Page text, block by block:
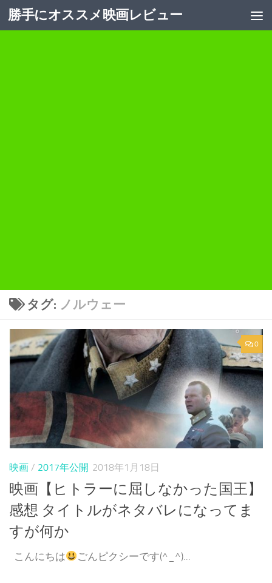
コンテンツへスキップ
勝手にオススメ映画レビュー
タグ: ノルウェー
0
映画 / 2017年公開 2018年1月18日
映画【ヒトラーに屈しなかった国王】
感想 タイトルがネタバレになってま
すが何か
こんにちは ごんピクシーです(^_^)...